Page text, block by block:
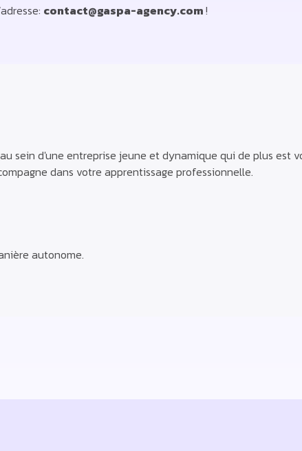
contact@gaspa-agency.com!
sein d'une entreprise jeune et dynamique qui de plus est
dans votre apprentissage professionnelle.
autonome.